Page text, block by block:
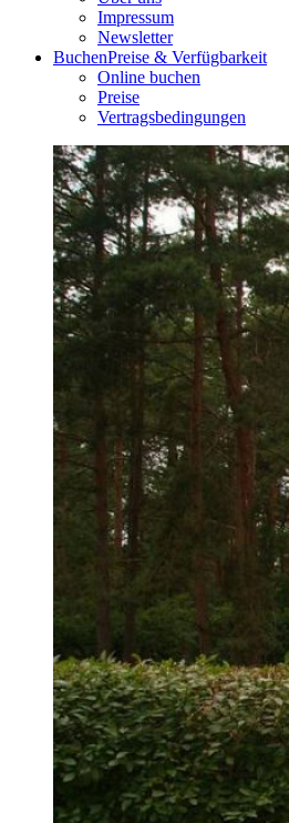
Impressum
Newsletter
BuchenPreise & Verfügbarkeit
Online buchen
Preise
Vertragsbedingungen